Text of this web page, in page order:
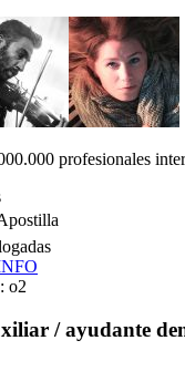
profesionales
o2
/ ayudante